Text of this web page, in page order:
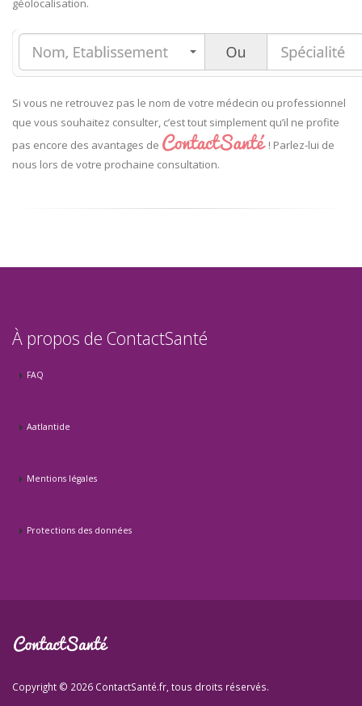
géolocalisation.
Si vous ne retrouvez pas le nom de votre médecin ou professionnel
que vous souhaitez consulter, c’est tout simplement qu’il ne profite
pas encore des avantages de
! Parlez-lui de
nous lors de votre prochaine consultation.
À propos de ContactSanté
FAQ
Aatlantide
Mentions légales
Protections des données
Copyright © 2026 ContactSanté.fr, tous droits réservés.